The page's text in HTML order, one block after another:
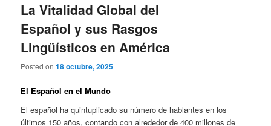
La Vitalidad Global del
Español y sus Rasgos
Lingüísticos en América
Posted on18 octubre, 2025
El Español en el Mundo
El español ha quintuplicado su número de hablantes en los
últimos 150 años, contando con alrededor de 400 millones de